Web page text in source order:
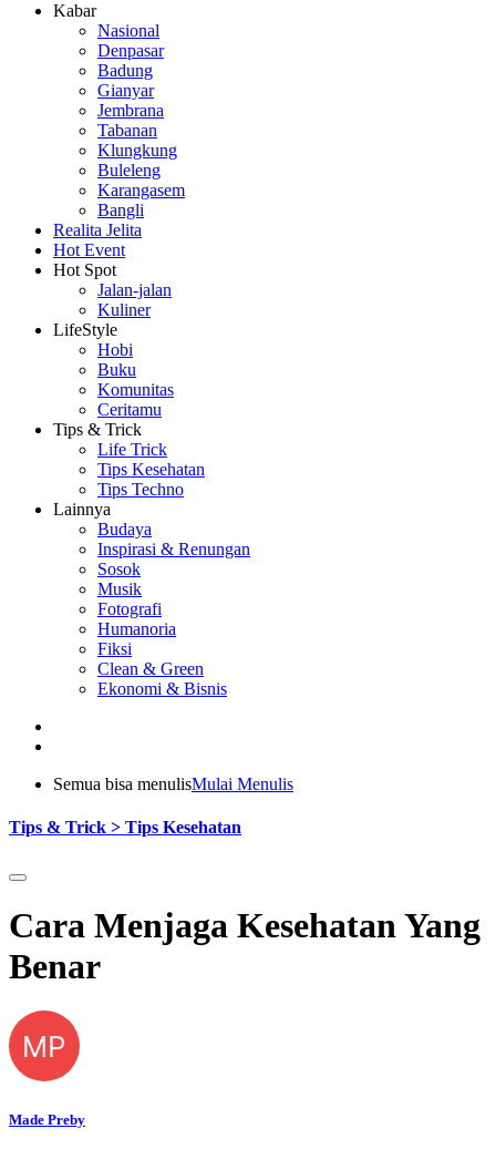
Kabar
Nasional
Denpasar
Badung
Gianyar
Jembrana
Tabanan
Klungkung
Buleleng
Karangasem
Bangli
Realita Jelita
Hot Event
Hot Spot
Jalan-jalan
Kuliner
LifeStyle
Hobi
Buku
Komunitas
Ceritamu
Tips & Trick
Life Trick
Tips Kesehatan
Tips Techno
Lainnya
Budaya
Inspirasi & Renungan
Sosok
Musik
Fotografi
Humanoria
Fiksi
Clean & Green
Ekonomi & Bisnis
Semua bisa menulisMulai Menulis
Tips & Trick > Tips Kesehatan
Cara Menjaga Kesehatan Yang
Benar
MP
Made Preby